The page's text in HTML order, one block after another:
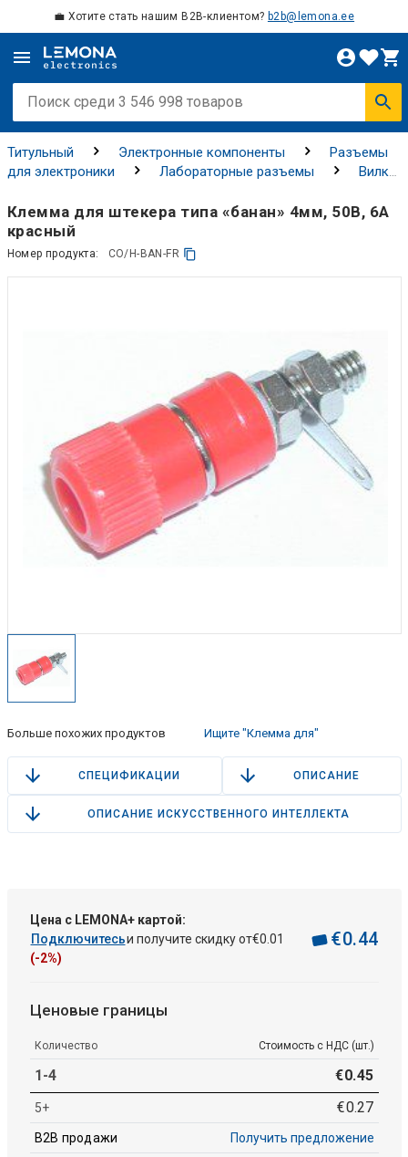
💼 Хотите стать нашим B2B-клиентом? b2b@lemona.ee
Титульный Электронные компоненты
Разъемы
для электроники
Лабораторные разъемы
Вилки
Клемма для штекера типа «банан» 4мм, 50В, 6А
красный
Номер продукта: CO/H-BAN-FR
Больше похожих продуктов Ищите "Клемма для"
СПЕЦИФИКАЦИИ ОПИСАНИЕ
ОПИСАНИЕ ИСКУССТВЕННОГО ИНТЕЛЛЕКТА
Цена с LEMONA+ картой:
Подключитесьи получите скидку от€0 01
(-2%)
€0.44
Ценовые границы
Количество Стоимость с НДС (шт.)
1-4 €0.45
5+ €0.27
B2B продажи Получить предложение